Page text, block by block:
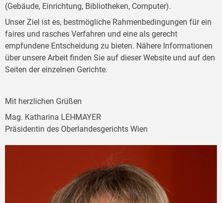
(Gebäude, Einrichtung, Bibliotheken, Computer).
Unser Ziel ist es, bestmögliche Rahmenbedingungen für ein
faires und rasches Verfahren und eine als gerecht
empfundene Entscheidung zu bieten. Nähere Informationen
über unsere Arbeit finden Sie auf dieser Website und auf den
Seiten der einzelnen Gerichte.
Mit herzlichen Grüßen
Mag. Katharina LEHMAYER
Präsidentin des Oberlandesgerichts Wien